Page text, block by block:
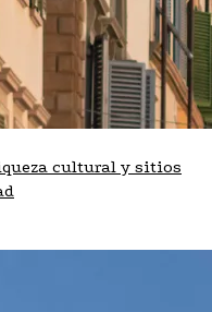
cultural y sitios